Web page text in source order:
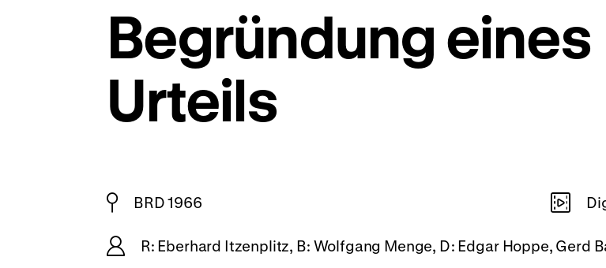
Begründung eines
Urteils
BRD 1966
R: Eberhard Itzenplitz, B: Wolfgang Menge, D: Edgar Hoppe, Gerd